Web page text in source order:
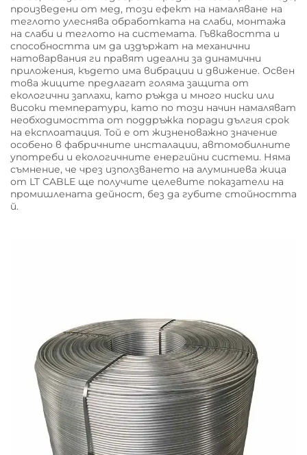
произведени от мед, този ефект на намаляване на
теглото улеснява обработката на слаби, монтажа
на слаби и теглото на системата. Гъвкавостта и
способността им да издържат на механични
натоварвания ги правят идеални за динамични
приложения, където има вибрации и движение. Освен
това жиците предлагат голяма защита от
екологични заплахи, като ръжда и много ниски или
високи температури, като по този начин намаляват
необходимостта от поддръжка поради дългия срок
на експлоатация. Той е от жизненоважно значение
особено в фабричните инсталации, автомобилните
употреби и екологичните енергийни системи. Няма
съмнение, че чрез използването на алуминиева жица
от LT CABLE ще получите целевите показатели на
промишлената дейност, без да губите стойността
й.